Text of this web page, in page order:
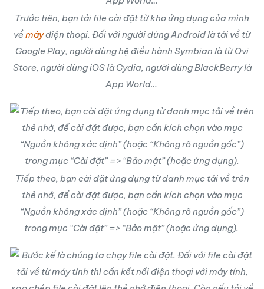
Trước tiên, bạn tải file cài đặt từ kho ứng dụng của mình
vềmáyđiện thoại. Đối với người dùng Android là tải về từ
Google Play, người dùng hệ điều hành Symbian là từ Ovi
Store, người dùng iOS là Cydia, người dùng BlackBerry là
App World…
Tiếp theo, bạn cài đặt ứng dụng từ danh mục tải về trên
thẻ nhớ, để cài đặt được, bạn cần kích chọn vào mục
“Nguồn không xác định” (hoặc “Không rõ nguồn gốc”)
trong mục “Cài đặt” => “Bảo mật” (hoặc ứng dụng).